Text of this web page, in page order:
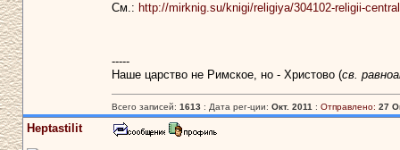
См.: http://mirknig.su/knigi/religiya/304102-religii-
-----
Наше царство не Римское, но - Христово (св.
Всего записей: 1613: Дата рег-ции: Окт. 2011 : Отправлено: 27
Heptastilit